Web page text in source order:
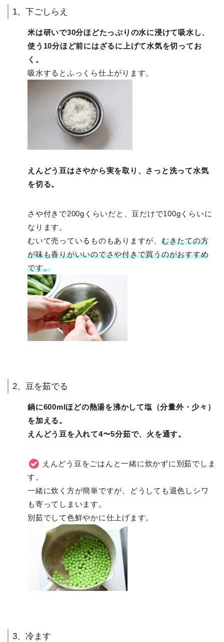
1、下ごしらえ
米は研いで30分ほどたっぷりの水に浸けて吸水し、
使う10分ほど前にはざるに上げて水気を切ってお
く。
吸水するとふっくら仕上がります。
えんどう豆はさやから実を取り、さっと洗って水気
を切る。
さや付きで200gくらいだと、豆だけで100gくらいに
なります。
むいて売っているものもありますが、 むきたての方
が味も香りがいいのでさや付きで買うのがおすすめ
です。
2、豆を茹でる
鍋に600mlほどの熱湯を沸かして塩（分量外・少々）
を加える。
えんどう豆を入れて4〜5分茹で、火を通す。
えんどう豆をごはんと一緒に炊かずに別茹でしま
す。
一緒に炊く方が簡単ですが、どうしても退色しシワ
も寄ってしまいます。
別茹でして色鮮やかに仕上げます。
3、冷ます